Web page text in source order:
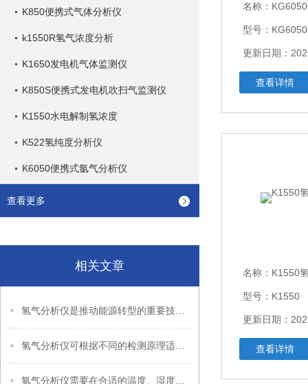
K850便携式气体分析仪
k1550R氢气浓度分析
K1650发电机气体监测仪
K850S便携式发电机吹扫气监测仪
K1550水电解制氢浓度
K522氢纯度分析仪
K6050便携式氩气分析仪
查看更多
相关文章
名称：
型号：KG6050
更新日期：
查看详情
名称： K1550
型号：K1550
更新日期：
查看详情